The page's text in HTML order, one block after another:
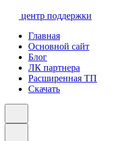
центр поддержки
Главная
Основной сайт
Блог
ЛК партнера
Расширенная ТП
Скачать